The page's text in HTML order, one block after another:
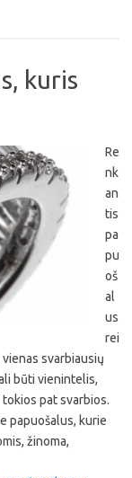
kuris
Re
nk
an
tis
pa
pu
oš
al
us
rei
svarbiausių
būti vienintelis,
pat svarbios.
papuošalus, kurie
žinoma,